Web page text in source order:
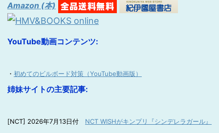
Amazon (本)
YouTube動画コンテンツ:
・ 初めてのビルボード対策（YouTube動画版）
姉妹サイトの主要記事:
[NCT] 2026年7月13日付 NCT WISHがキンプリ『シンデレラガール』